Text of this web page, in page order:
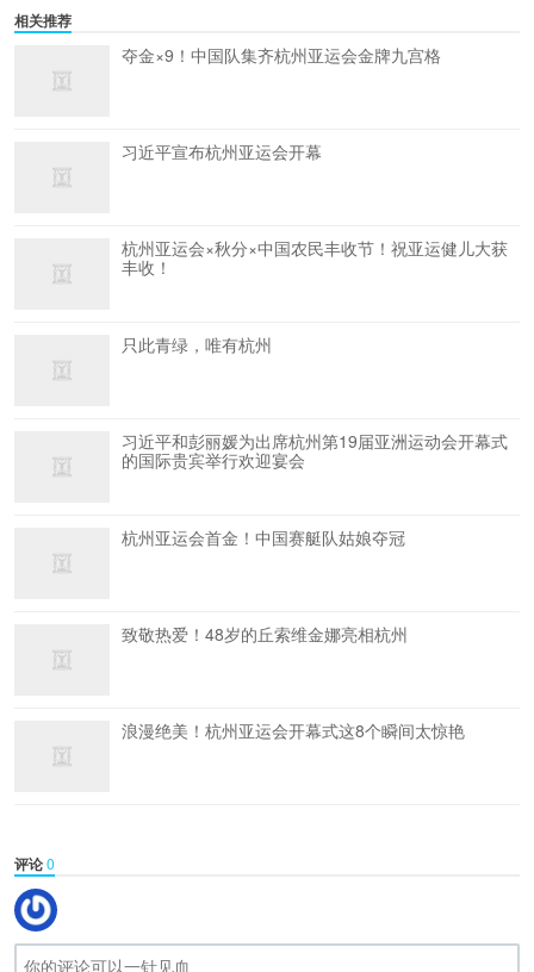
相关推荐
夺金×9！中国队集齐杭州亚运会金牌九宫格
习近平宣布杭州亚运会开幕
杭州亚运会×秋分×中国农民丰收节！祝亚运健儿大获
丰收！
只此青绿，唯有杭州
习近平和彭丽媛为出席杭州第19届亚洲运动会开幕式
的国际贵宾举行欢迎宴会
杭州亚运会首金！中国赛艇队姑娘夺冠
致敬热爱！48岁的丘索维金娜亮相杭州
浪漫绝美！杭州亚运会开幕式这8个瞬间太惊艳
评论0